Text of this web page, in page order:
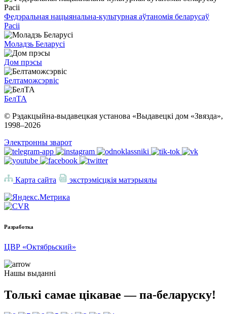
Федэральная нацыянальна-культурная аўтаномія беларусаў
Расіі
Моладзь Беларусі
Дом прэсы
Белтаможсэрвіс
БелТА
© Рэдакцыйна-выдавецкая установа «Выдавецкі дом «Звязда»,
1998–2026
Электронны зварот
Карта сайта экстрэмісцкія матэрыялы
Разработка
ЦВР «Октябрьский»
Нашы выданні
Толькі самае цікавае — па-беларуску!